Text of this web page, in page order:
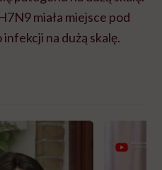
miała miejsce pod
na dużą skalę.